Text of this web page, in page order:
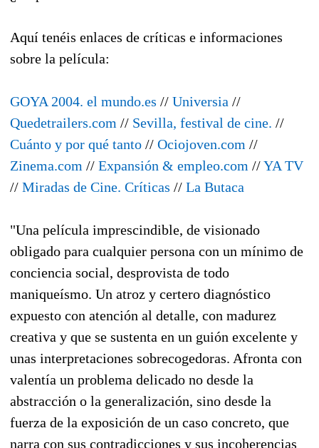
Aquí tenéis enlaces de críticas e informaciones
sobre la película:
GOYA 2004. el mundo.es // Universia //
Quedetrailers.com // Sevilla, festival de cine. //
Cuánto y por qué tanto // Ociojoven.com //
Zinema.com // Expansión & empleo.com //YA TV
// Miradas de Cine. Críticas // La Butaca
"Una película imprescindible, de visionado
obligado para cualquier persona con un mínimo de
conciencia social, desprovista de todo
maniqueísmo. Un atroz y certero diagnóstico
expuesto con atención al detalle, con madurez
creativa y que se sustenta en un guión excelente y
unas interpretaciones sobrecogedoras. Afronta con
valentía un problema delicado no desde la
abstracción o la generalización, sino desde la
fuerza de la exposición de un caso concreto, que
narra con sus contradicciones y sus incoherencias